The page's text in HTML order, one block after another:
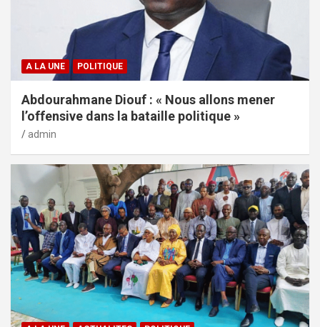
A LA UNE POLITIQUE
Abdourahmane Diouf : « Nous allons mener
l’offensive dans la bataille politique »
admin